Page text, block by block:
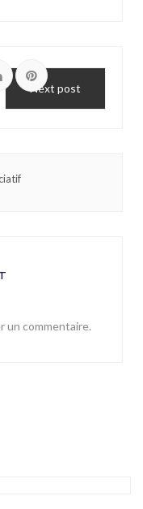
Next post
un commentaire.